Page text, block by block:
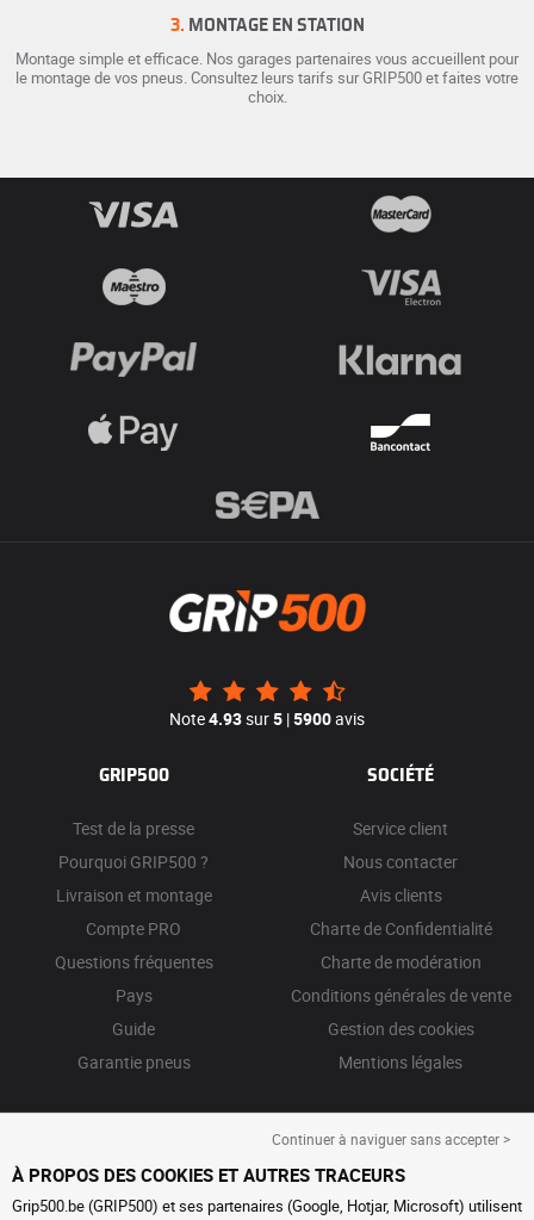
3. MONTAGE EN STATION
Montage simple et efficace. Nos garages partenaires vous accueillent pour
le montage de vos pneus. Consultez leurs tarifs sur GRIP500 et faites votre
choix.
Note4.93sur5 |5900avis
GRIP500
Test de la presse
Pourquoi GRIP500 ?
Livraison et montage
Compte PRO
Questions fréquentes
Pays
Guide
Garantie pneus
SOCIÉTÉ
Service client
Nous contacter
Avis clients
Charte de Confidentialité
Charte de modération
Conditions générales de vente
Gestion des cookies
Mentions légales
Continuer à naviguer sans accepter >
À PROPOS DES COOKIES ET AUTRES TRACEURS
Grip500.be (GRIP500) et ses partenaires (Google, Hotjar, Microsoft) utilisent